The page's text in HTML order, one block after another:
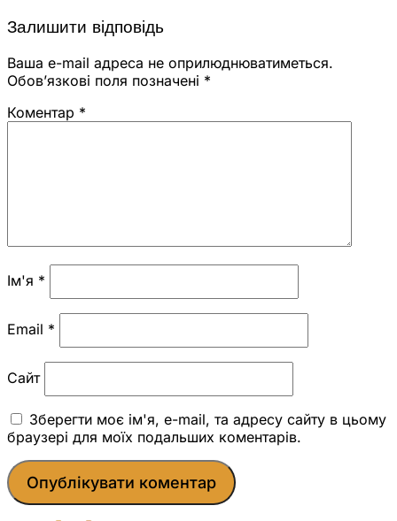
Залишити відповідь
Ваша e-mail адреса не оприлюднюватиметься.
Обов’язкові поля позначені *
Коментар *
Ім'я *
Email *
Сайт
Зберегти моє ім'я, e-mail, та адресу сайту в цьому
браузері для моїх подальших коментарів.